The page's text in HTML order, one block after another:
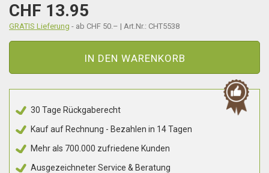
CHF 13.95
GRATIS Lieferung - ab CHF 50.– | Art.Nr.: CHT5538
IN DEN WARENKORB
30 Tage Rückgaberecht
Kauf auf Rechnung - Bezahlen in 14 Tagen
Mehr als 700.000 zufriedene Kunden
Ausgezeichneter Service & Beratung